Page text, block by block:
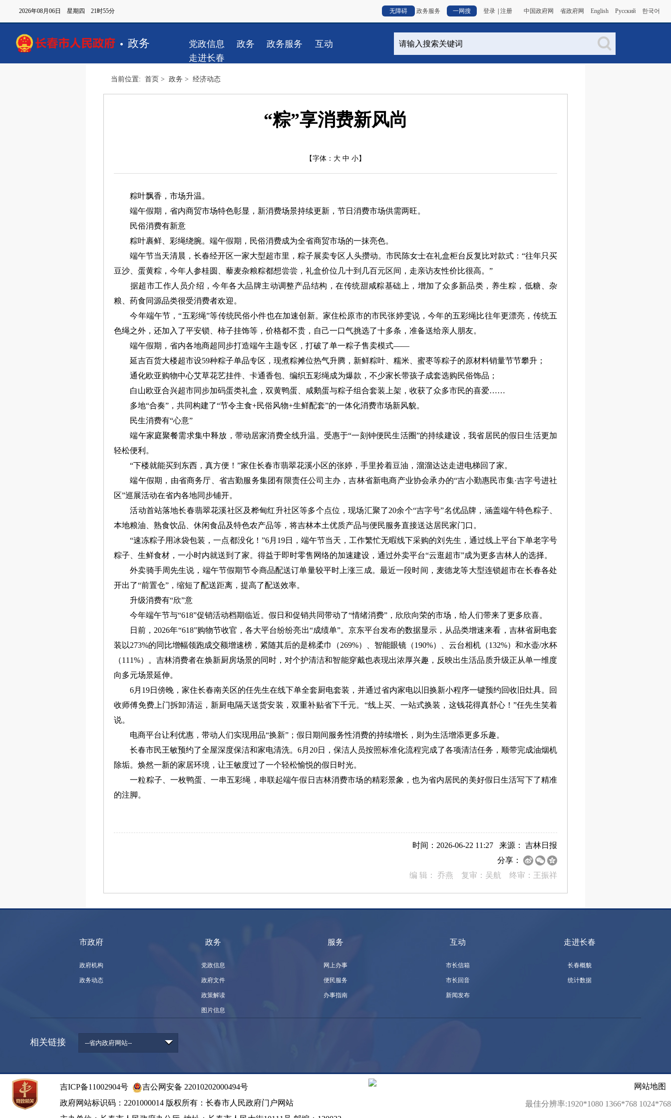
2026年08月06日 星期四 21时55分 无障碍 政务服务 一网搜 登录 注册 中国政府网 省政府网 English Русский 한국어
政务 党政信息 政务 政务服务
互动
走进长春
当前位置: 首页 > 政务 > 经济动态
“粽”享消费新风尚
【字体： 大 中 小】
粽叶飘香，市场升温。
端午假期，省内商贸市场特色彰显，新消费场景持续更新，节日消费市场供需两旺。
民俗消费有新意
粽叶裹鲜、彩绳绕腕。端午假期，民俗消费成为全省商贸市场的一抹亮色。
端午节当天清晨，长春经开区一家大型超市里，粽子展卖专区人头攒动。市民陈女士在礼盒柜台反复比对款式：“往年只买
豆沙、蛋黄粽，今年人参桂圆、藜麦杂粮粽都想尝尝，礼盒价位几十到几百元区间，走亲访友性价比很高。”
据超市工作人员介绍，今年各大品牌主动调整产品结构，在传统甜咸粽基础上，增加了众多新品类，养生粽，低糖、杂
粮、药食同源品类很受消费者欢迎。
今年端午节，“五彩绳”等传统民俗小件也在加速创新。家住松原市的市民张婷雯说，今年的五彩绳比往年更漂亮，传统五
色绳之外，还加入了平安锁、柿子挂饰等，价格都不贵，自己一口气挑选了十多条，准备送给亲人朋友。
端午假期，省内各地商超同步打造端午主题专区，打破了单一粽子售卖模式——
延吉百货大楼超市设59种粽子单品专区，现煮粽摊位热气升腾，新鲜粽叶、糯米、蜜枣等粽子的原材料销量节节攀升；
通化欧亚购物中心艾草花艺挂件、卡通香包、编织五彩绳成为爆款，不少家长带孩子成套选购民俗饰品；
白山欧亚合兴超市同步加码蛋类礼盒，双黄鸭蛋、咸鹅蛋与粽子组合套装上架，收获了众多市民的喜爱……
多地“合奏”，共同构建了“节令主食+民俗风物+生鲜配套”的一体化消费市场新风貌。
民生消费有“心意”
端午家庭聚餐需求集中释放，带动居家消费全线升温。受惠于“一刻钟便民生活圈”的持续建设，我省居民的假日生活更加
轻松便利。
“下楼就能买到东西，真方便！”家住长春市翡翠花溪小区的张婷，手里拎着豆油，溜溜达达走进电梯回了家。
端午假期，由省商务厅、省吉勤服务集团有限责任公司主办，吉林省新电商产业协会承办的“吉小勤惠民市集·吉字号进社
区”巡展活动在省内各地同步铺开。
活动首站落地长春翡翠花溪社区及桦甸红升社区等多个点位，现场汇聚了20余个“吉字号”名优品牌，涵盖端午特色粽子、
本地粮油、熟食饮品、休闲食品及特色农产品等，将吉林本土优质产品与便民服务直接送达居民家门口。
“速冻粽子用冰袋包装，一点都没化！”6月19日，端午节当天，工作繁忙无暇线下采购的刘先生，通过线上平台下单老字号
粽子、生鲜食材，一小时内就送到了家。得益于即时零售网络的加速建设，通过外卖平台“云逛超市”成为更多吉林人的选择。
外卖骑手周先生说，端午节假期节令商品配送订单量较平时上涨三成。最近一段时间，麦德龙等大型连锁超市在长春各处
开出了“前置仓”，缩短了配送距离，提高了配送效率。
升级消费有“欣”意
今年端午节与“618”促销活动档期临近。假日和促销共同带动了“情绪消费”，欣欣向荣的市场，给人们带来了更多欣喜。
日前，2026年“618”购物节收官，各大平台纷纷亮出“成绩单”。京东平台发布的数据显示，从品类增速来看，吉林省厨电套
装以273%的同比增幅领跑成交额增速榜，紧随其后的是棉柔巾（269%）、智能眼镜（190%）、云台相机（132%）和水壶/水杯
（111%）。吉林消费者在焕新厨房场景的同时，对个护清洁和智能穿戴也表现出浓厚兴趣，反映出生活品质升级正从单一维度
向多元场景延伸。
6月19日傍晚，家住长春南关区的任先生在线下单全套厨电套装，并通过省内家电以旧换新小程序一键预约回收旧灶具。回
收师傅免费上门拆卸清运，新厨电隔天送货安装，双重补贴省下千元。“线上买、一站式换装，这钱花得真舒心！”任先生笑着
说。
电商平台让利优惠，带动人们实现用品“换新”；假日期间服务性消费的持续增长，则为生活增添更多乐趣。
长春市民王敏预约了全屋深度保洁和家电清洗。6月20日，保洁人员按照标准化流程完成了各项清洁任务，顺带完成油烟机
除垢。焕然一新的家居环境，让王敏度过了一个轻松愉悦的假日时光。
一粒粽子、一枚鸭蛋、一串五彩绳，串联起端午假日吉林消费市场的精彩景象，也为省内居民的美好假日生活写下了精准
的注脚。
时间：2026-06-22 11:27 来源： 吉林日报
分享：
编 辑： 乔燕 复审：吴航 终审：王振祥
市政府
政府机构
政务动态
政务
党政信息
政府文件
政策解读
图片信息
服务
网上办事
便民服务
办事指南
互动
市长信箱
市长回音
新闻发布
走进长春
长春概貌
统计数据
相关链接 --省内政府网站--
吉ICP备11002904号
吉公网安备 22010202000494号
政府网站标识码：2201000014 版权所有：长春市人民政府门户网站
网站地图
最佳分辨率:1920*1080 1366*768 1024*768